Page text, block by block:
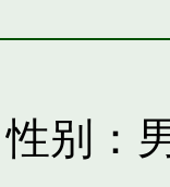
性别：